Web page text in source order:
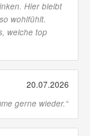
Hier bleibt
wohlfühlt.
welche top
20.07.2026
gerne wieder.“